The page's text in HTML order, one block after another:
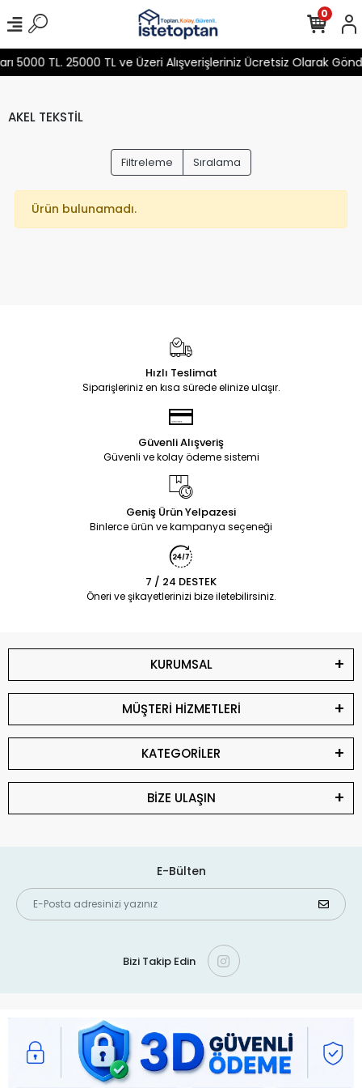
5000 TL. 25000 TL ve Üzeri Alışverişleriniz Ücretsiz Olarak
0
AKEL TEKSTİL
Filtreleme Sıralama
Ürün bulunamadı.
Hızlı Teslimat
Siparişleriniz en kısa sürede elinize ulaşır.
Güvenli Alışveriş
Güvenli ve kolay ödeme sistemi
Geniş Ürün Yelpazesi
Binlerce ürün ve kampanya seçeneği
7 / 24 DESTEK
Öneri ve şikayetlerinizi bize iletebilirsiniz.
KURUMSAL
MÜŞTERİ HİZMETLERİ
KATEGORİLER
BİZE ULAŞIN
E-Bülten
Bizi Takip Edin